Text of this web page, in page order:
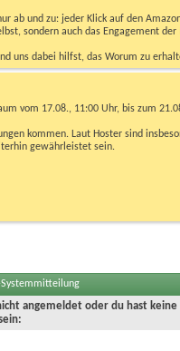
ab und zu: jeder Klick auf den
sondern auch das Engagement
uns dabei hilfst, das Worum zu
vom 17.08., 11:00 Uhr, bis zum
kommen. Laut Hoster sind
gewährleistet sein.
angemeldet oder du hast